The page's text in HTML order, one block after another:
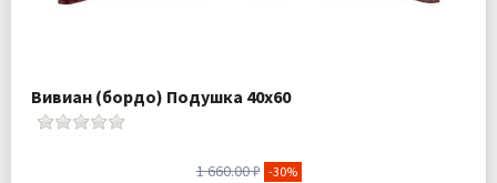
Вивиан (бордо) Подушка 40х60
1 660.00 ₽ -30%